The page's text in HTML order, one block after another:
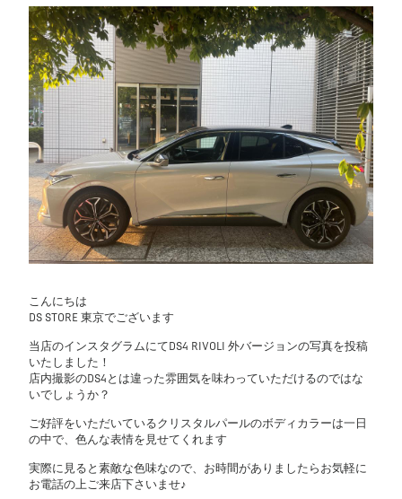
こんにちは
DS STORE 東京でございます
当店のインスタグラムにてDS4 RIVOLI 外バージョンの写真を投稿
いたしました！
店内撮影のDS4とは違った雰囲気を味わっていただけるのではな
いでしょうか？
ご好評をいただいているクリスタルパールのボディカラーは一日
の中で、色んな表情を見せてくれます
実際に見ると素敵な色味なので、お時間がありましたらお気軽に
お電話の上ご来店下さいませ♪